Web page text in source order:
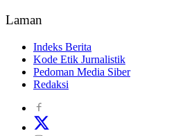
Laman
Indeks Berita
Kode Etik Jurnalistik
Pedoman Media Siber
Redaksi